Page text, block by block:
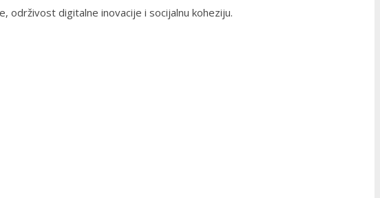
održivost digitalne inovacije i socijalnu koheziju.